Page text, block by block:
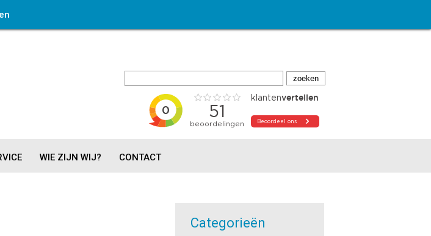
WIE ZIJN WIJ? CONTACT
Categorieën